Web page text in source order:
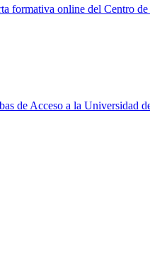
formativa online del Centro
de Acceso a la Universidad